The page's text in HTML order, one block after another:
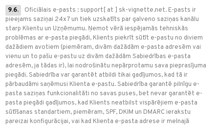
9.6.
Oficiālais e-pasts : support[ at ] sk-vignette.net. E-pasts ir
pieejams saziņai 24x7 un tiek uzskatīts par galveno saziņas kanālu
starp Klientu un Uzņēmumu. Ņemot vērā iespējamās tehniskās
problēmas ar e-pasta piegādi, Klients piekrīt sūtīt e-pastu no diviem
dažādiem avotiem (piemēram, divām dažādām e-pasta adresēm vai
vienu un to pašu e-pastu uz divām dažādām Sabiedrības e-pasta
adresēm, ja tādas ir), lai nodrošinātu nepārprotamu sava pieprasījuma
piegādi. Sabiedrība var garantēt atbildi tikai gadījumos, kad tā ir
pārbaudāmi saņēmusi Klienta e-pastu. Sabiedrība garantē pilnīgu e-
pasta saziņas funkcionalitāti no savas puses, bet nevar garantēt e-
pasta piegādi gadījumos, kad Klients neatbilst vispārējiem e-pasta
sūtīšanas standartiem, piemēram, SPF, DKIM un DMARC ierakstu
pareizai konfigurācijai, vai kad Klienta e-pasta adrese ir melnajā